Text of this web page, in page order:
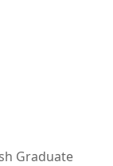
Graduate